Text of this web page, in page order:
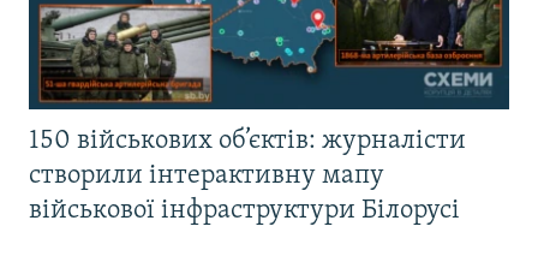
150 військових об’єктів: журналісти
створили інтерактивну мапу
військової інфраструктури Білорусі